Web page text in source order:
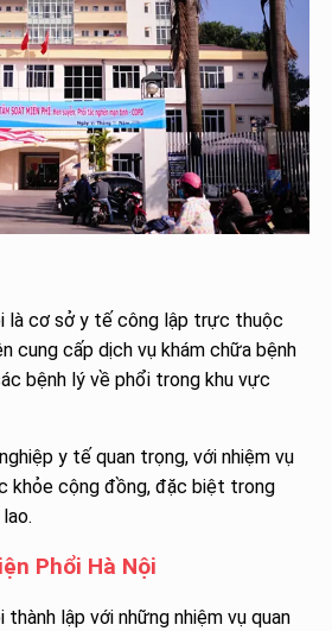
là cơ sở y tế công lập trực thuộc
cung cấp dịch vụ khám chữa bệnh
bệnh lý về phổi trong khu vực
y tế quan trọng, với nhiệm vụ
khỏe cộng đồng, đặc biệt trong
Phổi Hà Nội
thành lập với những nhiệm vụ quan